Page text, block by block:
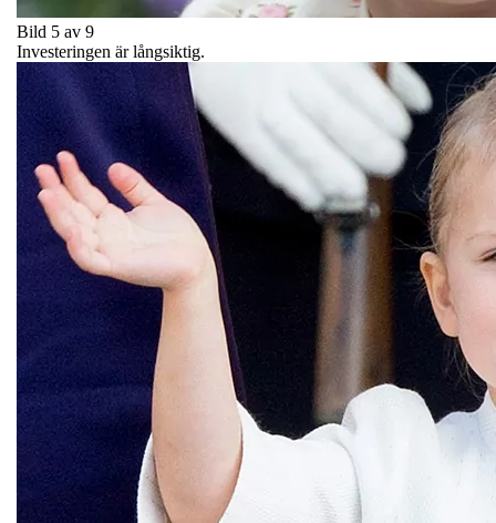
Bild 5 av 9
Investeringen är långsiktig.